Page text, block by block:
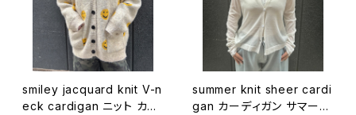
smiley jacquard knit V-n
eck cardigan ニット カー
summer knit sheer cardi
gan カーディガン サマーニ